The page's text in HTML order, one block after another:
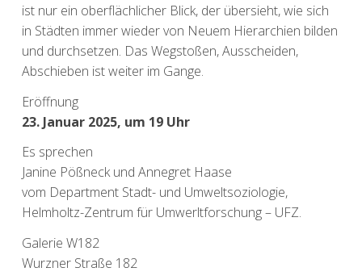
ist nur ein oberflächlicher Blick, der übersieht, wie sich
in Städten immer wieder von Neuem Hierarchien bilden
und durchsetzen. Das Wegstoßen, Ausscheiden,
Abschieben ist weiter im Gange.
Eröffnung
23. Januar 2025, um 19 Uhr
Es sprechen
Janine Pößneck und Annegret Haase
vom Department Stadt- und Umweltsoziologie,
Helmholtz-Zentrum für Umwerltforschung – UFZ.
Galerie W182
Wurzner Straße 182